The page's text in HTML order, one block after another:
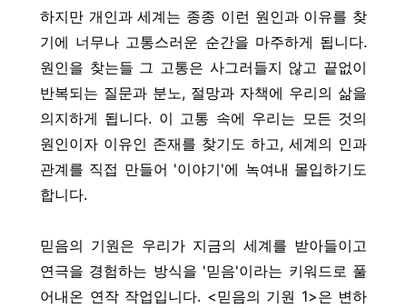
하지만 개인과 세계는 종종 이런 원인과 이유를 찾
기에 너무나 고통스러운 순간을 마주하게 됩니다.
원인을 찾는들 그 고통은 사그러들지 않고 끝없이
반복되는 질문과 분노, 절망과 자책에 우리의 삶을
의지하게 됩니다. 이 고통 속에 우리는 모든 것의
원인이자 이유인 존재를 찾기도 하고, 세계의 인과
관계를 직접 만들어 '이야기'에 녹여내 몰입하기도
합니다.
믿음의 기원은 우리가 지금의 세계를 받아들이고
연극을 경험하는 방식을 '믿음'이라는 키워드로 풀
어내온 연작 작업입니다. <믿음의 기원 1>은 변하